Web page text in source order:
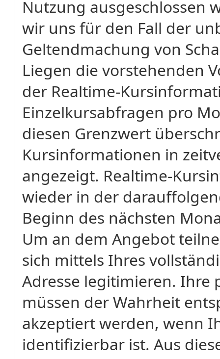
Nutzung ausgeschlossen
wir uns für den Fall der
Geltendmachung von
Liegen die vorstehenden
der Realtime-
Einzelkursabfragen pro
diesen Grenzwert
Kursinformationen in
angezeigt. Realtime-
wieder in der
Beginn des nächsten
Um an dem Angebot
sich mittels Ihres
Adresse legitimieren. Ihre
müssen der Wahrheit
akzeptiert werden, wenn
identifizierbar ist. Aus